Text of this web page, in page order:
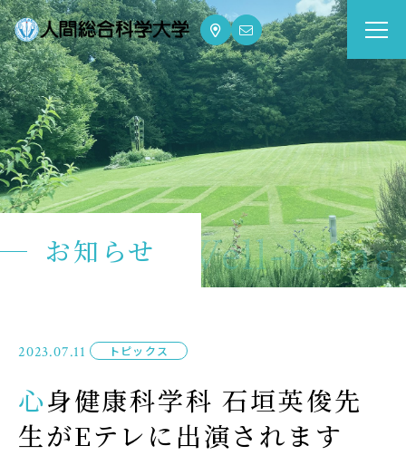
大学案内
Guide
学部・大学院
Department
資格・就職
Qualifications & Employment
School Life
入学案内
Admission
for Well-being
お知らせ
2023.07.11 トピックス
心身健康科学科 石垣英俊先
生がEテレに出演されます